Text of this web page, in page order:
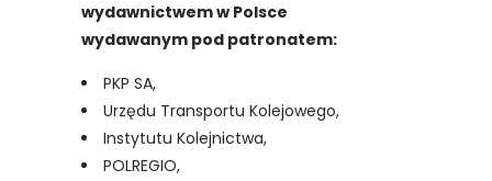
wydawnictwem w Polsce
wydawanym pod patronatem:
PKP SA,
Urzędu Transportu Kolejowego,
Instytutu Kolejnictwa,
POLREGIO,